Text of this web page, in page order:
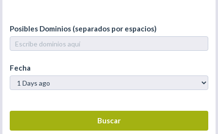
Posibles Dominios (separados por espacios)
Fecha
Buscar